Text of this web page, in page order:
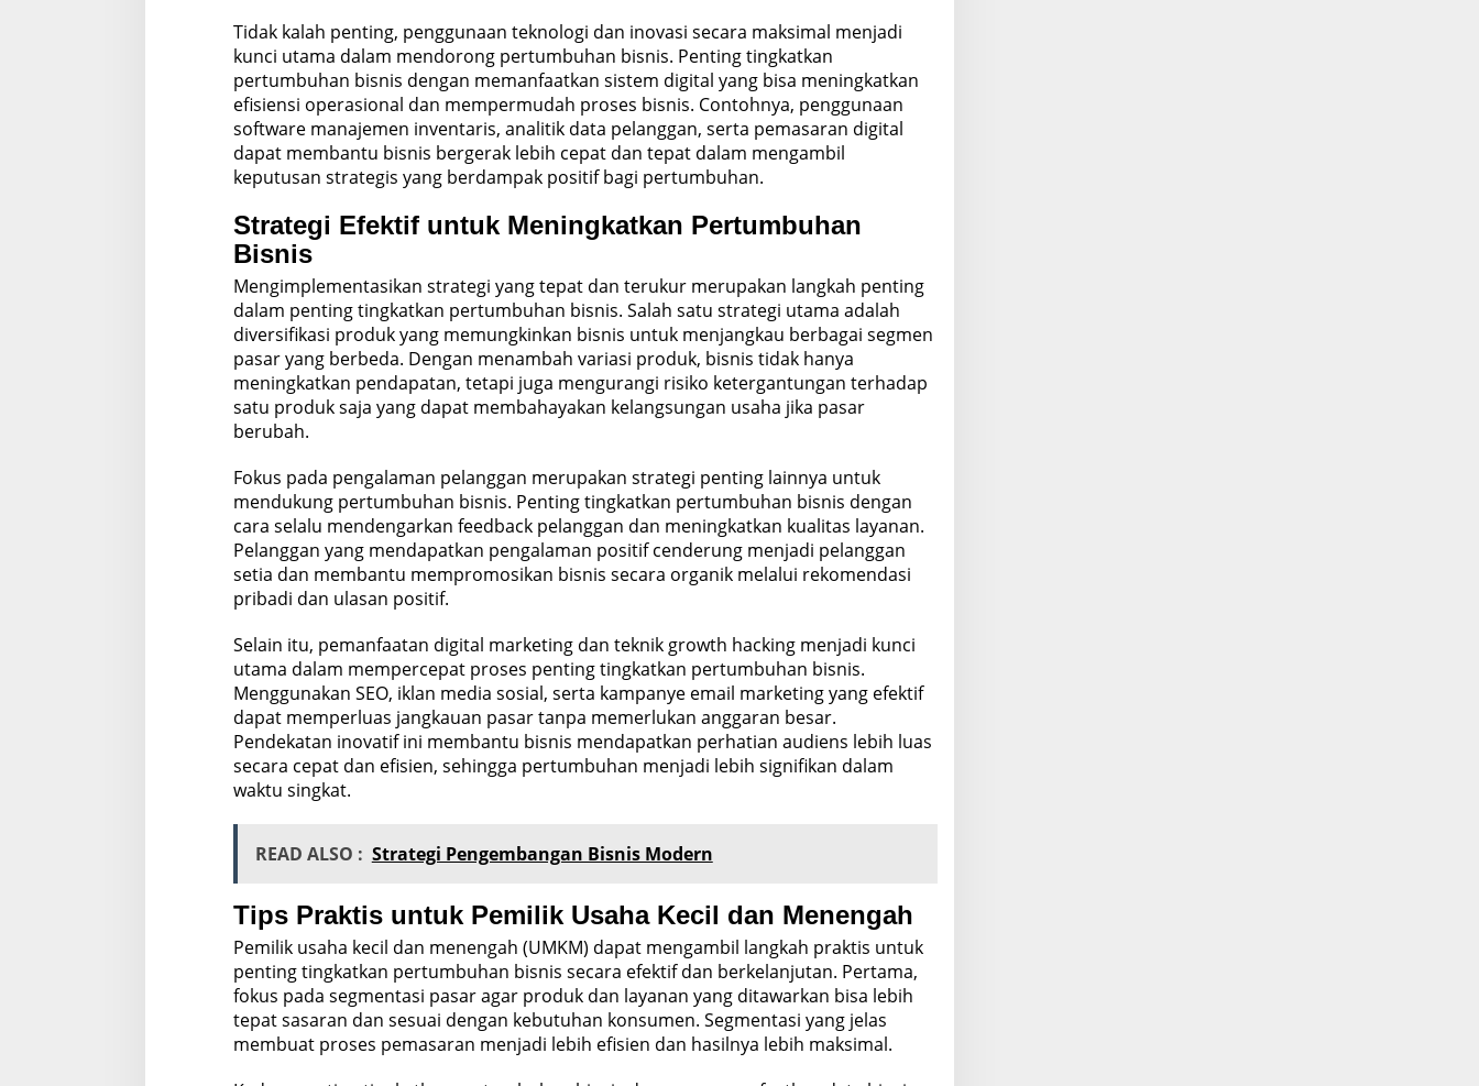
Tidak kalah penting, penggunaan teknologi dan inovasi secara maksimal menjadi
kunci utama dalam mendorong pertumbuhan bisnis. Penting tingkatkan
pertumbuhan bisnis dengan memanfaatkan sistem digital yang bisa meningkatkan
efisiensi operasional dan mempermudah proses bisnis. Contohnya, penggunaan
software manajemen inventaris, analitik data pelanggan, serta pemasaran digital
dapat membantu bisnis bergerak lebih cepat dan tepat dalam mengambil
keputusan strategis yang berdampak positif bagi pertumbuhan.
Strategi Efektif untuk Meningkatkan Pertumbuhan
Bisnis
Mengimplementasikan strategi yang tepat dan terukur merupakan langkah penting
dalam penting tingkatkan pertumbuhan bisnis. Salah satu strategi utama adalah
diversifikasi produk yang memungkinkan bisnis untuk menjangkau berbagai segmen
pasar yang berbeda. Dengan menambah variasi produk, bisnis tidak hanya
meningkatkan pendapatan, tetapi juga mengurangi risiko ketergantungan terhadap
satu produk saja yang dapat membahayakan kelangsungan usaha jika pasar
berubah.
Fokus pada pengalaman pelanggan merupakan strategi penting lainnya untuk
mendukung pertumbuhan bisnis. Penting tingkatkan pertumbuhan bisnis dengan
cara selalu mendengarkan feedback pelanggan dan meningkatkan kualitas layanan.
Pelanggan yang mendapatkan pengalaman positif cenderung menjadi pelanggan
setia dan membantu mempromosikan bisnis secara organik melalui rekomendasi
pribadi dan ulasan positif.
Selain itu, pemanfaatan digital marketing dan teknik growth hacking menjadi kunci
utama dalam mempercepat proses penting tingkatkan pertumbuhan bisnis.
Menggunakan SEO, iklan media sosial, serta kampanye email marketing yang efektif
dapat memperluas jangkauan pasar tanpa memerlukan anggaran besar.
Pendekatan inovatif ini membantu bisnis mendapatkan perhatian audiens lebih luas
secara cepat dan efisien, sehingga pertumbuhan menjadi lebih signifikan dalam
waktu singkat.
READ ALSO : Strategi Pengembangan Bisnis Modern
Tips Praktis untuk Pemilik Usaha Kecil dan Menengah
Pemilik usaha kecil dan menengah (UMKM) dapat mengambil langkah praktis untuk
penting tingkatkan pertumbuhan bisnis secara efektif dan berkelanjutan. Pertama,
fokus pada segmentasi pasar agar produk dan layanan yang ditawarkan bisa lebih
tepat sasaran dan sesuai dengan kebutuhan konsumen. Segmentasi yang jelas
membuat proses pemasaran menjadi lebih efisien dan hasilnya lebih maksimal.